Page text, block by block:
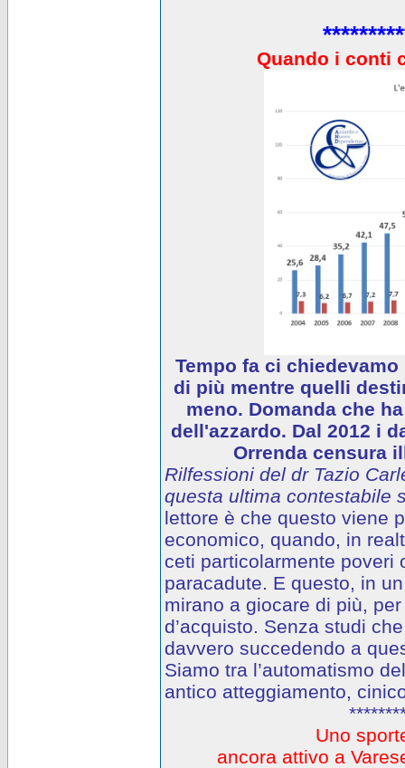
Quando i conti
Tempo fa ci
di più mentre quelli
meno. Domanda che
dell'azzardo. Dal 2012 i
Orrenda censura
Rilfessioni del dr Tazio
questa ultima contestabile
lettore è che questo viene
economico, quando, in
ceti particolarmente poveri
paracadute. E questo, in
mirano a giocare di più,
d’acquisto. Senza studi
davvero succedendo a
Siamo tra l’automatismo
antico atteggiamento,
Uno
ancora attivo a